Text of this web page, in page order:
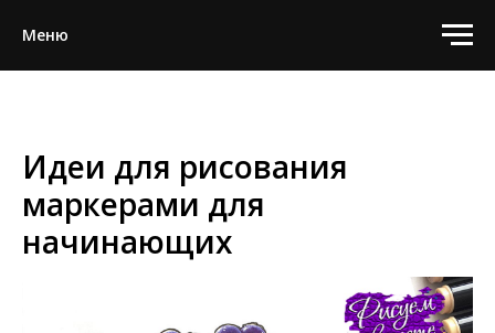
Меню
Идеи для рисования
маркерами для
начинающих